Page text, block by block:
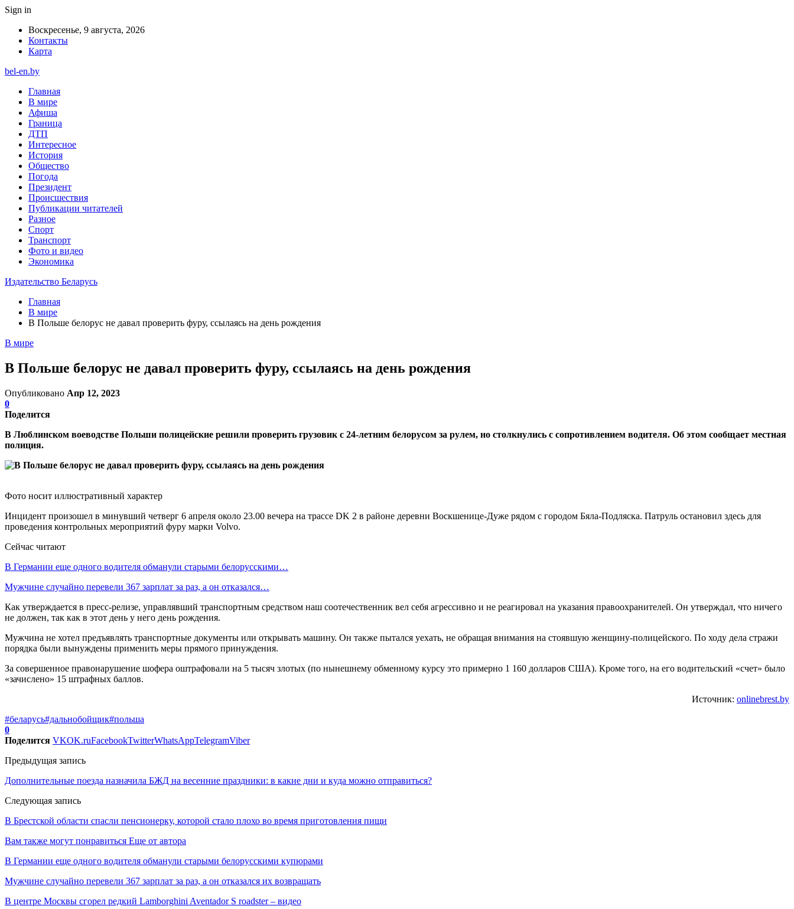
Sign in
Воскресенье, 9 августа, 2026
Контакты
Карта
bel-en.by
Главная
В мире
Афиша
Граница
ДТП
Интересное
История
Общество
Погода
Президент
Происшествия
Публикации читателей
Разное
Спорт
Транспорт
Фото и видео
Экономика
Издательство Беларусь
Главная
В мире
В Польше белорус не давал проверить фуру, ссылаясь на день рождения
В мире
В Польше белорус не давал проверить фуру, ссылаясь на день рождения
Опубликовано Апр 12, 2023
0
Поделится
В Люблинском воеводстве Польши полицейские решили проверить грузовик с 24-летним белорусом за рулем, но столкнулись с сопротивлением водителя. Об этом сообщает местная
полиция.
Фото носит иллюстративный характер
Инцидент произошел в минувший четверг 6 апреля около 23.00 вечера на трассе DK 2 в районе деревни Воскшенице-Дуже рядом с городом Бяла-Подляска. Патруль остановил здесь для
проведения контрольных мероприятий фуру марки Volvo.
Сейчас читают
В Германии еще одного водителя обманули старыми белорусскими…
Мужчине случайно перевели 367 зарплат за раз, а он отказался…
Как утверждается в пресс-релизе, управлявший транспортным средством наш соотечественник вел себя агрессивно и не реагировал на указания правоохранителей. Он утверждал, что ничего
не должен, так как в этот день у него день рождения.
Мужчина не хотел предъявлять транспортные документы или открывать машину. Он также пытался уехать, не обращая внимания на стоявшую женщину-полицейского. По ходу дела стражи
порядка были вынуждены применить меры прямого принуждения.
За совершенное правонарушение шофера оштрафовали на 5 тысяч злотых (по нынешнему обменному курсу это примерно 1 160 долларов США). Кроме того, на его водительский «счет» было
«зачислено» 15 штрафных баллов.
Источник: onlinebrest.by
#беларусь#дальнобойщик#польша
0
Поделится VKOK.ruFacebookTwitterWhatsAppTelegramViber
Предыдущая запись
Дополнительные поезда назначила БЖД на весенние праздники: в какие дни и куда можно отправиться?
Следующая запись
В Брестской области спасли пенсионерку, которой стало плохо во время приготовления пищи
Вам также могут понравиться Еще от автора
В Германии еще одного водителя обманули старыми белорусскими купюрами
Мужчине случайно перевели 367 зарплат за раз, а он отказался их возвращать
В центре Москвы сгорел редкий Lamborghini Aventador S roadster – видео